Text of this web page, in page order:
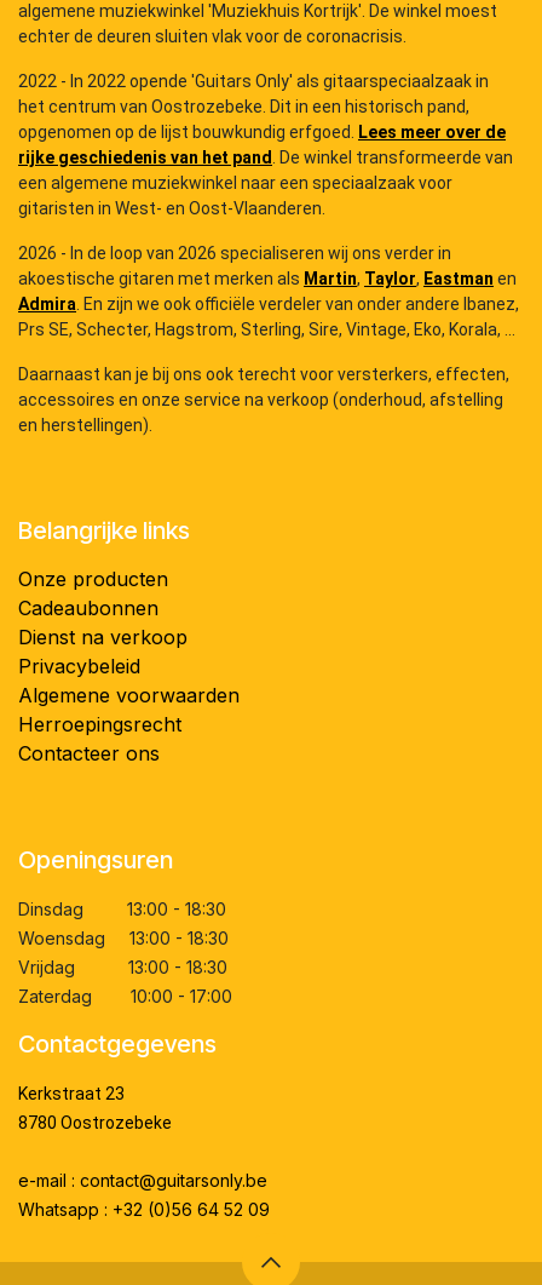
algemene muziekwinkel 'Muziekhuis Kortrijk'. De winkel moest
echter de deuren sluiten vlak voor de coronacrisis.
2022 - In 2022 opende 'Guitars Only' als gitaarspeciaalzaak in
het centrum van Oostrozebeke. Dit in een historisch pand,
opgenomen op de lijst bouwkundig erfgoed. Lees meer over de
rijke geschiedenis van het pand. De winkel transformeerde van
een algemene muziekwinkel naar een speciaalzaak voor
gitaristen in West- en Oost-Vlaanderen.
2026 - In de loop van 2026 specialiseren wij ons verder in
akoestische gitaren met merken als Martin, Taylor, Eastman en
Admira. En zijn we ook officiële verdeler van onder andere Ibanez,
Prs SE, Schecter, Hagstrom, Sterling, Sire, Vintage, Eko, Korala, ...
Daarnaast kan je bij ons ook terecht voor versterkers, effecten,
accessoires en onze service na verkoop (onderhoud, afstelling
en herstellingen).
Belangrijke links
Onze producten
Cadeaubonnen
Dienst na verkoop
Privacybeleid
Algemene voorwaarden
Herroepingsrecht
Contacteer ons
Openingsuren
Dinsdag 13:00 - 18:30
Woensdag 13:00 - 18:30
Vrijdag 13:00 - 18:30
Zaterdag 10:00 - 17:00
Contactgegevens
Kerkstraat 23
8780 Oostrozebeke
e-mail : contact@guitarsonly.be
Whatsapp : +32 (0)56 64 52 09